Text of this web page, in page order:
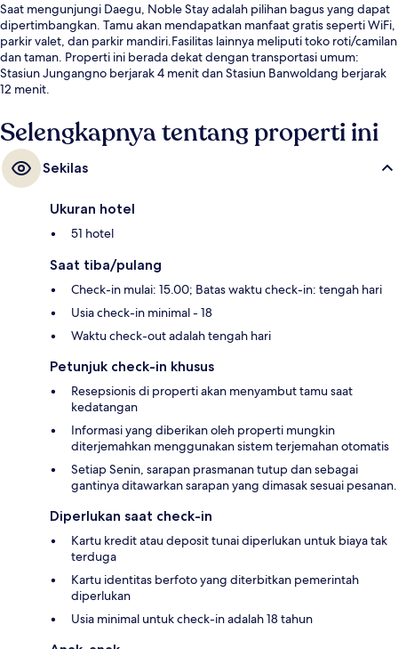
Saat mengunjungi Daegu, Noble Stay adalah pilihan bagus yang dapat
dipertimbangkan. Tamu akan mendapatkan manfaat gratis seperti WiFi,
parkir valet, dan parkir mandiri.Fasilitas lainnya meliputi toko roti/camilan
dan taman. Properti ini berada dekat dengan transportasi umum:
Stasiun Jungangno berjarak 4 menit dan Stasiun Banwoldang berjarak
12 menit.
Selengkapnya tentang properti ini
Sekilas
Ukuran hotel
51 hotel
Saat tiba/pulang
Check-in mulai: 15.00; Batas waktu check-in: tengah hari
Usia check-in minimal - 18
Waktu check-out adalah tengah hari
Petunjuk check-in khusus
Resepsionis di properti akan menyambut tamu saat
kedatangan
Informasi yang diberikan oleh properti mungkin
diterjemahkan menggunakan sistem terjemahan otomatis
Setiap Senin, sarapan prasmanan tutup dan sebagai
gantinya ditawarkan sarapan yang dimasak sesuai pesanan.
Diperlukan saat check-in
Kartu kredit atau deposit tunai diperlukan untuk biaya tak
terduga
Kartu identitas berfoto yang diterbitkan pemerintah
diperlukan
Usia minimal untuk check-in adalah 18 tahun